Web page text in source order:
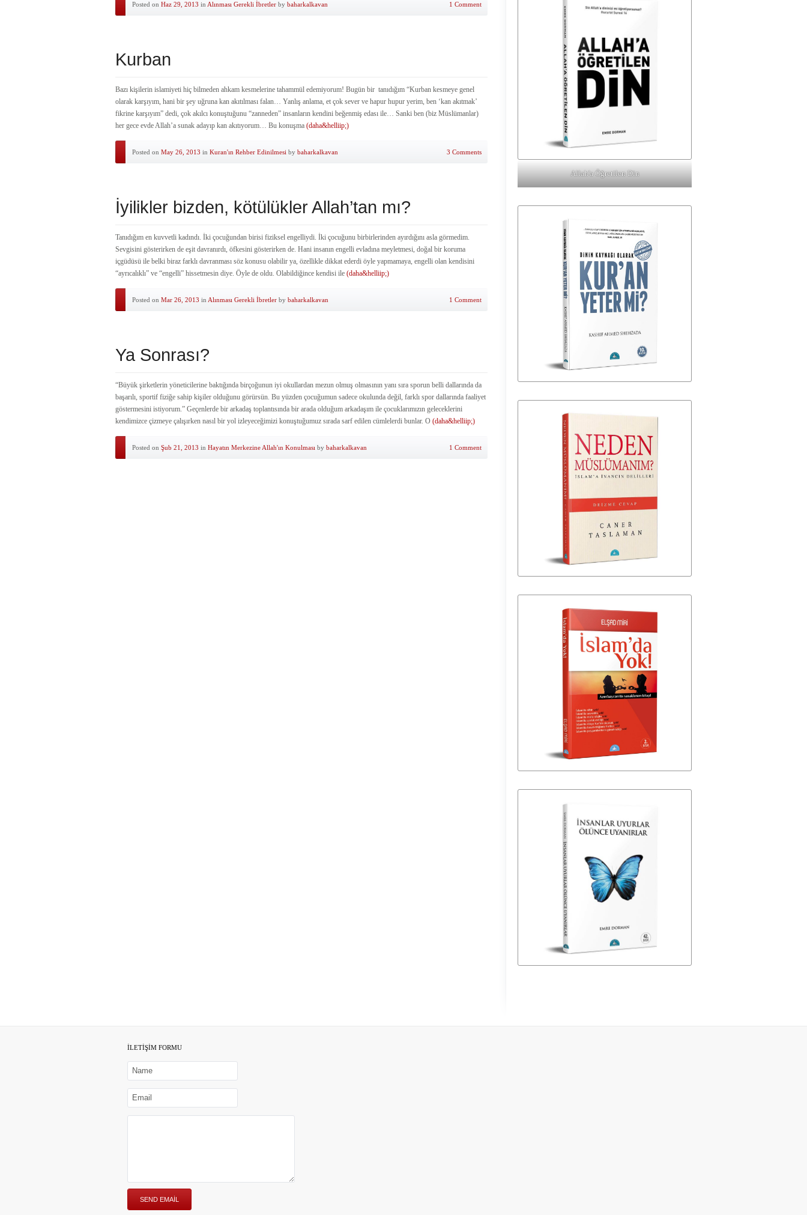
Posted on Haz 29, 2013 in Alınması Gerekli İbretler by baharkalkavan 1 Comment
Kurban
Bazı kişilerin islamiyeti hiç bilmeden ahkam kesmelerine tahammül edemiyorum! Bugün bir tanıdığım “Kurban kesmeye genel
olarak karşıyım, hani bir şey uğruna kan akıtılması falan… Yanlış anlama, et çok sever ve hapur hupur yerim, ben ‘kan akıtmak’
fikrine karşıyım” dedi, çok akılcı konuştuğunu “zanneden” insanların kendini beğenmiş edası ile… Sanki ben (biz Müslümanlar)
her gece evde Allah’a sunak adayıp kan akıtıyorum… Bu konuşma (daha&helliip;)
Posted on May 26, 2013 in Kuran'ın Rehber Edinilmesi by baharkalkavan 3 Comments
İyilikler bizden, kötülükler Allah’tan mı?
Tanıdığım en kuvvetli kadındı. İki çocuğundan birisi fiziksel engelliydi. İki çocuğunu birbirlerinden ayırdığını asla görmedim.
Sevgisini gösterirken de eşit davranırdı, öfkesini gösterirken de. Hani insanın engelli evladına meyletmesi, doğal bir koruma
içgüdüsü ile belki biraz farklı davranması söz konusu olabilir ya, özellikle dikkat ederdi öyle yapmamaya, engelli olan kendisini
“ayrıcalıklı” ve “engelli” hissetmesin diye. Öyle de oldu. Olabildiğince kendisi ile (daha&helliip;)
Posted on Mar 26, 2013 in Alınması Gerekli İbretler by baharkalkavan 1 Comment
Ya Sonrası?
“Büyük şirketlerin yöneticilerine baktığında birçoğunun iyi okullardan mezun olmuş olmasının yanı sıra sporun belli dallarında da
başarılı, sportif fiziğe sahip kişiler olduğunu görürsün. Bu yüzden çocuğumun sadece okulunda değil, farklı spor dallarında faaliyet
göstermesini istiyorum.” Geçenlerde bir arkadaş toplantısında bir arada olduğum arkadaşım ile çocuklarımızın geleceklerini
kendimizce çizmeye çalışırken nasıl bir yol izleyeceğimizi konuştuğumuz sırada sarf edilen cümlelerdi bunlar. O (daha&helliip;)
Posted on Şub 21, 2013 in Hayatın Merkezine Allah'ın Konulması by baharkalkavan 1 Comment
Allah'a Öğretilen Din
İLETİŞİM FORMU